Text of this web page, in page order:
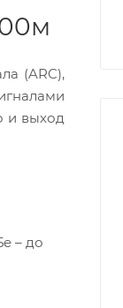
(ARC),
и выход
– до